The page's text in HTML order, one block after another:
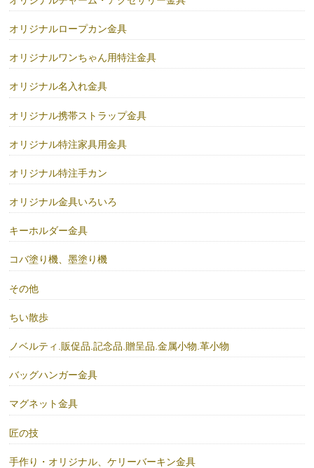
オリジナルロープカン金具
オリジナルワンちゃん用特注金具
オリジナル名入れ金具
オリジナル携帯ストラップ金具
オリジナル特注家具用金具
オリジナル特注手カン
オリジナル金具いろいろ
キーホルダー金具
コバ塗り機、墨塗り機
その他
ちい散歩
ノベルティ.販促品.記念品.贈呈品.金属小物.革小物
バッグハンガー金具
マグネット金具
匠の技
手作り・オリジナル、ケリーバーキン金具